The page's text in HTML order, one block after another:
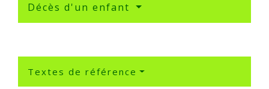
Décès d'un enfant
Textes de référence